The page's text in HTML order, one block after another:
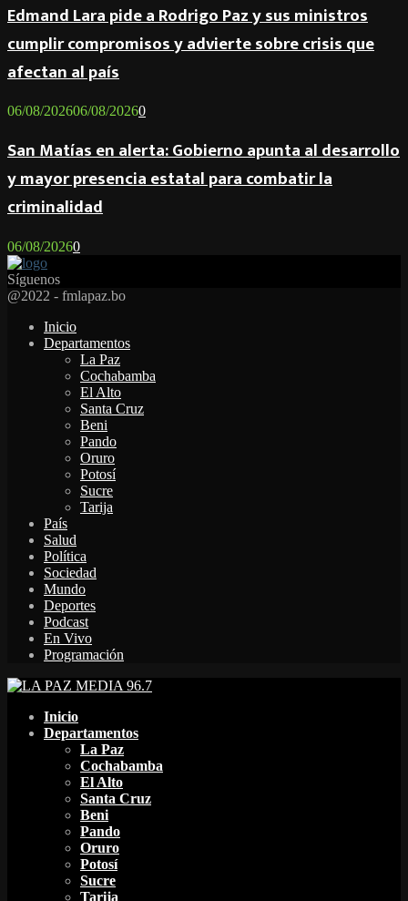
Edmand Lara pide a Rodrigo Paz y sus ministros
cumplir compromisos y advierte sobre crisis que
afectan al país
06/08/202606/08/20260
San Matías en alerta: Gobierno apunta al desarrollo
y mayor presencia estatal para combatir la
criminalidad
06/08/20260
Síguenos
Facebook
Twitter
Instagram
Youtube
Email
Twitch
Whatsapp
@2022 - fmlapaz.bo
Inicio
Departamentos
La Paz
Cochabamba
El Alto
Santa Cruz
Beni
Pando
Oruro
Potosí
Sucre
Tarija
País
Salud
Política
Sociedad
Mundo
Deportes
Podcast
En Vivo
Programación
Inicio
Departamentos
La Paz
Cochabamba
El Alto
Santa Cruz
Beni
Pando
Oruro
Potosí
Sucre
Tarija